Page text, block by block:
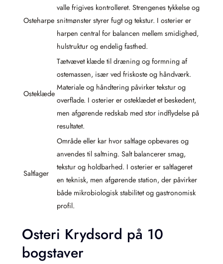
Osteharpe
valle frigives kontrolleret. Strengenes tykkelse og
snitmønster styrer fugt og tekstur. I osterier er
harpen central for balancen mellem smidighed,
hulstruktur og endelig fasthed.
Osteklæde
Tætvævet klæde til dræning og formning af
ostemassen, især ved friskoste og håndværk.
Materiale og håndtering påvirker tekstur og
overflade. I osterier er osteklædet et beskedent,
men afgørende redskab med stor indflydelse på
resultatet.
Saltlager
Område eller kar hvor saltlage opbevares og
anvendes til saltning. Salt balancerer smag,
tekstur og holdbarhed. I osterier er saltlageret
en teknisk, men afgørende station, der påvirker
både mikrobiologisk stabilitet og gastronomisk
profil.
Osteri Krydsord på 10
bogstaver